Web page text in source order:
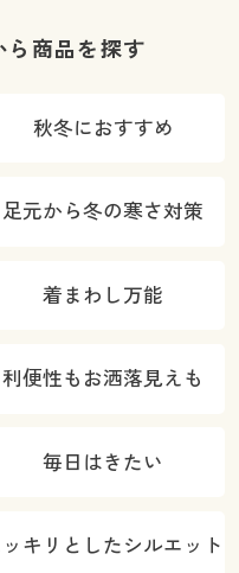
カット・静電
商品を探す
秋冬におすすめ
足元から冬の寒さ対策
着まわし万能
利便性もお洒落見えも
毎日はきたい
キリとしたシルエット